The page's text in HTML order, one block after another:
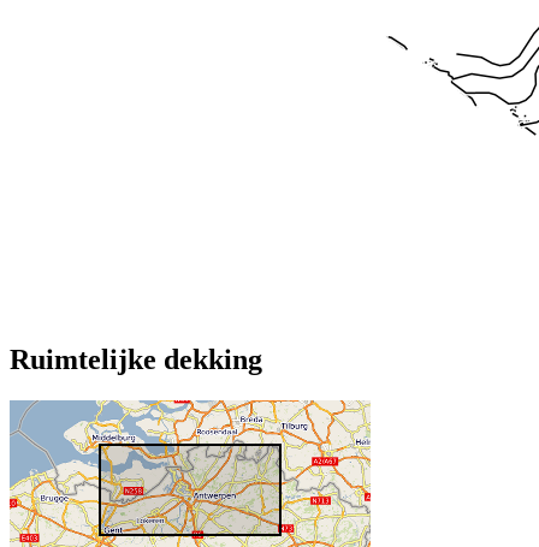
Ruimtelijke dekking